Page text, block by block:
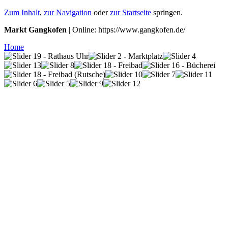
Zum Inhalt, zur Navigation oderzur Startseite springen.
Markt Gangkofen | Online: https://www.gangkofen.de/
Home